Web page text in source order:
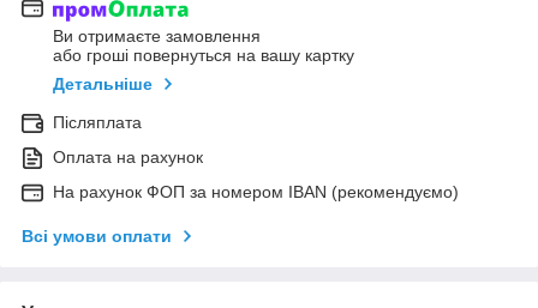
Ви отримаєте замовлення
або гроші повернуться на вашу картку
Детальніше
Післяплата
Оплата на рахунок
На рахунок ФОП за номером IBAN (рекомендуємо)
Всі умови оплати